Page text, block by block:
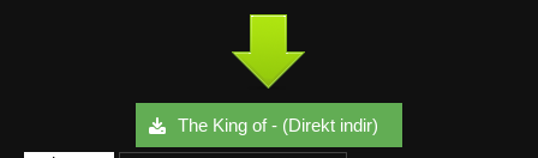
The King of - (Direkt indir)